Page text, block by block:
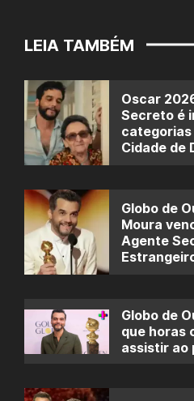
LEIA TAMBÉM
Oscar
Secreto é
categorias
Cidade de
Globo de
Moura
Agente
Globo de
que horas
assistir ao